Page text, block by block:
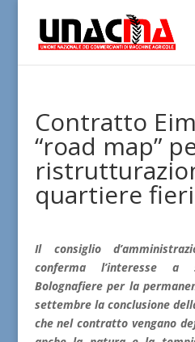
Contratto
“road map”
quartiere
Il consiglio
conferma l’interesse a
Bolognafiere per la
settembre la conclusione
che nel contratto vengano